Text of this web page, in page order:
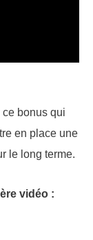
bonus qui
en place une
le long terme.
vidéo :